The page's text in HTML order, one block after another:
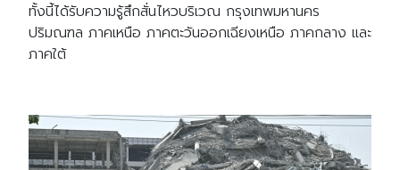
ทั้งนี้ได้รับความรู้สึกสั่นไหวบริเวณ กรุงเทพมหานคร
ปริมณฑล ภาคเหนือ ภาคตะวันออกเฉียงเหนือ ภาคกลาง และ
ภาคใต้